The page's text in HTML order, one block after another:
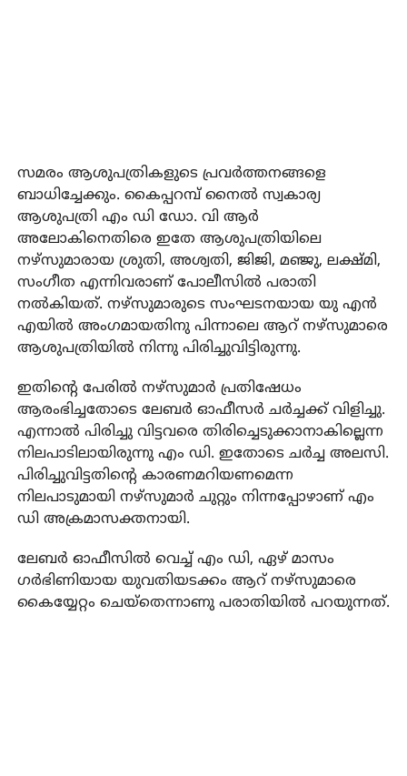
സമരം ആശുപത്രികളുടെ പ്രവര്‍ത്തനങ്ങളെ
ബാധിച്ചേക്കും. കൈപ്പറമ്പ് നൈല്‍ സ്വകാര്യ
ആശുപത്രി എം ഡി ഡോ. വി ആര്‍
അലോകിനെതിരെ ഇതേ ആശുപത്രിയിലെ
നഴ്സുമാരായ ശ്രുതി, അശ്വതി, ജിജി, മഞ്ജു, ലക്ഷ്മി,
സംഗീത എന്നിവരാണ് പോലീസില്‍ പരാതി
നല്‍കിയത്. നഴ്സുമാരുടെ സംഘടനയായ യു എന്‍
എയില്‍ അംഗമായതിനു പിന്നാലെ ആറ് നഴ്സുമാരെ
ആശുപത്രിയില്‍ നിന്നു പിരിച്ചുവിട്ടിരുന്നു.
ഇതിന്റെ പേരില്‍ നഴ്സുമാര്‍ പ്രതിഷേധം
ആരംഭിച്ചതോടെ ലേബര്‍ ഓഫീസര്‍ ചര്‍ച്ചക്ക് വിളിച്ചു.
എന്നാല്‍ പിരിച്ചു വിട്ടവരെ തിരിച്ചെടുക്കാനാകില്ലെന്ന
നിലപാടിലായിരുന്നു എം ഡി. ഇതോടെ ചര്‍ച്ച അലസി.
പിരിച്ചുവിട്ടതിന്റെ കാരണമറിയണമെന്ന
നിലപാടുമായി നഴ്സുമാര്‍ ചുറ്റും നിന്നപ്പോഴാണ് എം
ഡി അക്രമാസക്തനായി.
ലേബര്‍ ഓഫീസില്‍ വെച്ച് എം ഡി, ഏഴ് മാസം
ഗര്‍ഭിണിയായ യുവതിയടക്കം ആറ് നഴ്സുമാരെ
കൈയ്യേറ്റം ചെയ്തെന്നാണു പരാതിയില്‍ പറയുന്നത്.